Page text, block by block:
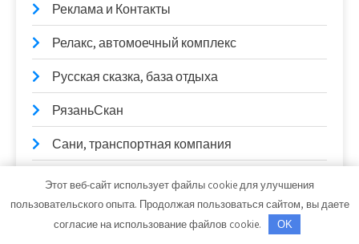
Реклама и Контакты
Релакс, автомоечный комплекс
Русская сказка, база отдыха
РязаньСкан
Сани, транспортная компания
Сатон
Сауна
Этот веб-сайт использует файлы cookie для улучшения
пользовательского опыта. Продолжая пользоваться сайтом, вы даете
согласие на использование файлов cookie.
OK